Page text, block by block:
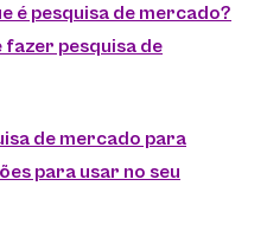
é pesquisa de mercado?
pesquisa de
de mercado para
para usar no seu